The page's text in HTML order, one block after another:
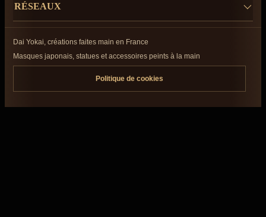
RÉSEAUX
Dai Yokai, créations faites main en France
Masques japonais, statues et accessoires peints à la main
Politique de cookies